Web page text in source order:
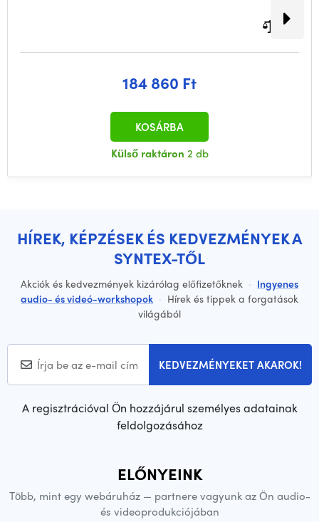
184 860 Ft
Külső raktáron 2 db
KOSÁRBA
HÍREK, KÉPZÉSEK ÉS KEDVEZMÉNYEK A
SYNTEX-TŐL
Akciók és kedvezmények kizárólag előfizetőknek · Ingyenes
audio- és videó-workshopok · Hírek és tippek a forgatások
világából
KEDVEZMÉNYEKET AKAROK!
A regisztrációval Ön hozzájárul személyes adatainak
feldolgozásához
ELŐNYEINK
Több, mint egy webáruház — partnere vagyunk az Ön audio-
és videoprodukciójában